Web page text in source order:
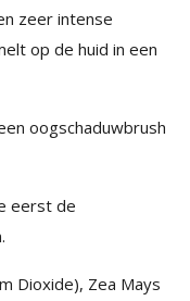
zeer intense
op de huid in een
oogschaduwbrush
eerst de
Dioxide), Zea Mays